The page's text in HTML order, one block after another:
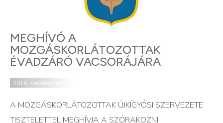
MEGHÍVÓ A
MOZGÁSKORLÁTOZOTTAK
ÉVADZÁRÓ VACSORÁJÁRA
2016. szeptember 21.
A MOZGÁSKORLÁTOZOTTAK ÚJKÍGYÓSI SZERVEZETE
TISZTELETTEL MEGHÍVJA A SZÓRAKOZNI,